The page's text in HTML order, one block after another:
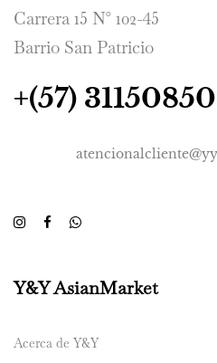
Carrera 15 N° 102-45
Barrio San Patricio
+(57)
Y&Y AsianMarket
Acerca de Y&Y